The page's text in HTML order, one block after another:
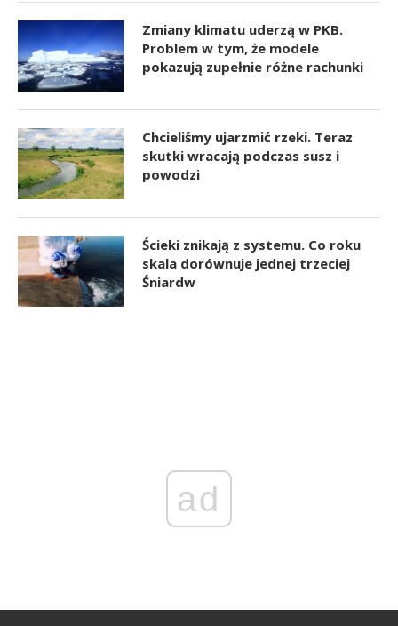
Zmiany klimatu uderzą w PKB.
Problem w tym, że modele
pokazują zupełnie różne rachunki
Chcieliśmy ujarzmić rzeki. Teraz
skutki wracają podczas susz i
powodzi
Ścieki znikają z systemu. Co roku
skala dorównuje jednej trzeciej
Śniardw
ad